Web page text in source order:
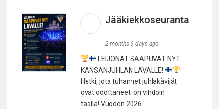
Jääkiekkoseuranta
2 months 6 days ago
LEIJONAT SAAPUVAT NYT
KANSANJUHLAN LAVALLE!
Hetki, jota tuhannet juhlakävijät
ovat odottaneet, on vihdoin
täällä! Vuoden 2026